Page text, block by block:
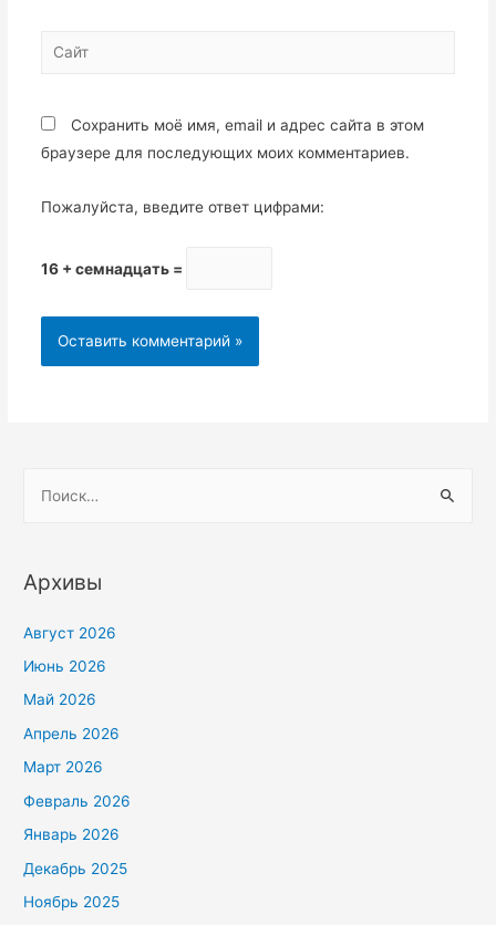
Сохранить моё имя, email и адрес сайта в этом
браузере для последующих моих комментариев.
Пожалуйста, введите ответ цифрами:
16 + семнадцать =
Архивы
Август 2026
Июнь 2026
Май 2026
Апрель 2026
Март 2026
Февраль 2026
Январь 2026
Декабрь 2025
Ноябрь 2025